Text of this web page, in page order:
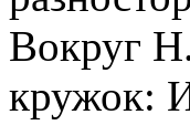
Вокруг
кружок: